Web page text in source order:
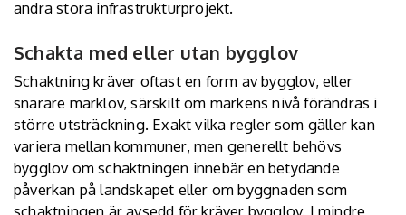
andra stora infrastrukturprojekt.
Schakta med eller utan bygglov
Schaktning kräver oftast en form av bygglov, eller
snarare marklov, särskilt om markens nivå förändras i
större utsträckning. Exakt vilka regler som gäller kan
variera mellan kommuner, men generellt behövs
bygglov om schaktningen innebär en betydande
påverkan på landskapet eller om byggnaden som